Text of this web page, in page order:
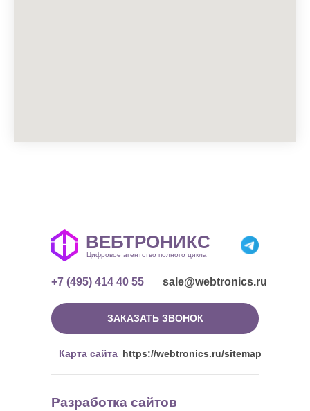
ЗАКАЗАТЬ ЗВОНОК
+7 (495) 414 40 55 sale@webtronics.ru
Карта сайта https://webtronics.ru/sitemap
Разработка сайтов
Цифровое агентство полного цикла
ВЕБТРОНИКС